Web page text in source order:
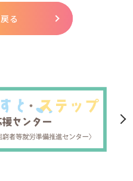
る